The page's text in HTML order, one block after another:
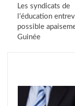
Les syndicats de
l’éducation
possible
Guinée